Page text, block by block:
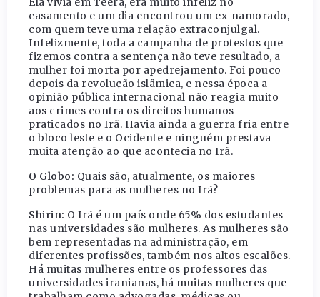
casamento e um dia encontrou um ex-namorado,
com quem teve uma relação extraconjulgal.
Infelizmente, toda a campanha de protestos que
fizemos contra a sentença não teve resultado, a
mulher foi morta por apedrejamento. Foi pouco
depois da revolução islâmica, e nessa época a
opinião pública internacional não reagia muito
aos crimes contra os direitos humanos
praticados no Irã. Havia ainda a guerra fria entre
o bloco leste e o Ocidente e ninguém prestava
muita atenção ao que acontecia no Irã.
O Globo: Quais são, atualmente, os maiores
problemas para as mulheres no Irã?
Shirin: O Irã é um país onde 65% dos estudantes
nas universidades são mulheres. As mulheres são
bem representadas na administração, em
diferentes profissões, também nos altos escalões.
Há muitas mulheres entre os professores das
universidades iranianas, há muitas mulheres que